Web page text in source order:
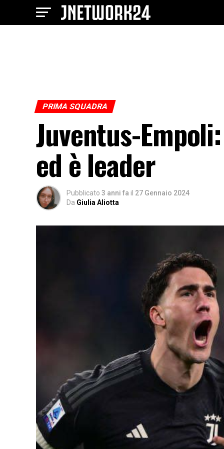
PRIMA SQUADRA
Juventus-
ed è leader
Pubblicato 3 anni fa il 27 Gennaio 2024
Da Giulia Aliotta